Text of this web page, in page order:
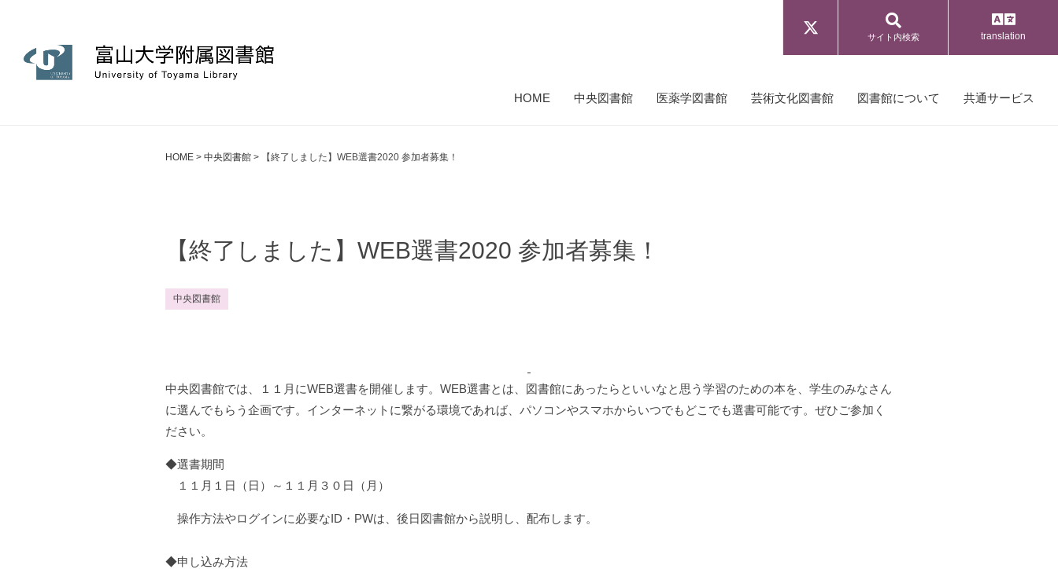
サイト内検索 translation
HOME 中央図書館 医薬学図書館 芸術文化図書館 図書館について 共通サービス
HOME > 中央図書館 > 【終了しました】WEB選書2020 参加者募集！
【終了しました】WEB選書2020 参加者募集！
中央図書館
中央図書館では、１１月にWEB選書を開催します。WEB選書とは、図書館にあったらといいなと思う学習のための本を、学生のみなさん
に選んでもらう企画です。インターネットに繋がる環境であれば、パソコンやスマホからいつでもどこでも選書可能です。ぜひご参加く
ださい。
◆選書期間
１１月１日（日）～１１月３０日（月）
操作方法やログインに必要なID・PWは、後日図書館から説明し、配布します。
◆申し込み方法